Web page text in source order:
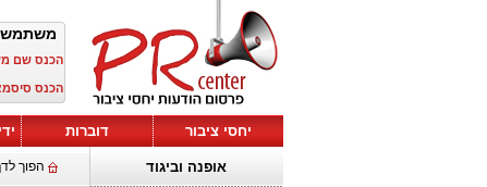
הכנס שם
הכנס
יחסי ציבור דוברות
אופנה וביגוד הפוך